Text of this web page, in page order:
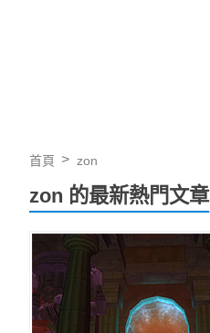
首頁 zon
zon 的最新熱門文章